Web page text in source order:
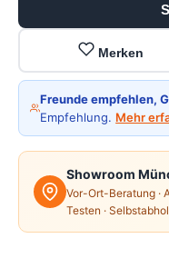
Merken
Freunde empfehlen,
Empfehlung. Mehr
Showroom
Vor-Ort-Beratung ·
Testen ·